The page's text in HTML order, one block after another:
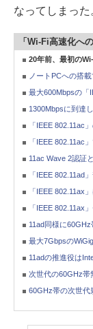
なってしまった
「Wi-Fi高速化へ
20年前、最初の
ノートPCへの搭
最大600Mbpsの「
1300Mbpsに到達
「IEEE 802.11ac
「IEEE 802.11ac
11ac Wave 2認証
「IEEE 802.11ad
「IEEE 802.11ax
「IEEE 802.11ax
11ad同様に
最大7Gbpsの
11adの推進役は
次世代の60GHz帯
60GHz帯の次世代